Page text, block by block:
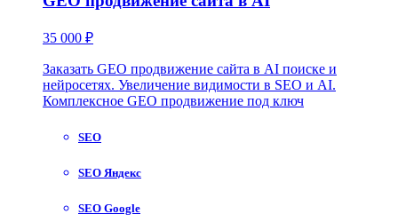
35 000 ₽
Заказать GEO продвижение сайта в AI поиске и
нейросетях. Увеличение видимости в SEO и AI.
Комплексное GEO продвижение под ключ
SEO
SEO Яндекс
SEO Google